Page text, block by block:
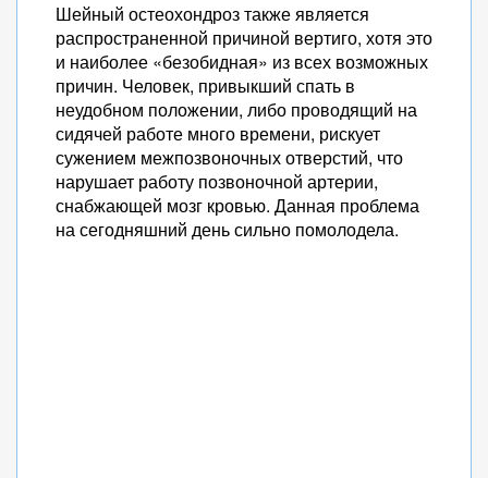
Шейный остеохондроз также является
распространенной причиной вертиго, хотя это
и наиболее «безобидная» из всех возможных
причин. Человек, привыкший спать в
неудобном положении, либо проводящий на
сидячей работе много времени, рискует
сужением межпозвоночных отверстий, что
нарушает работу позвоночной артерии,
снабжающей мозг кровью. Данная проблема
на сегодняшний день сильно помолодела.